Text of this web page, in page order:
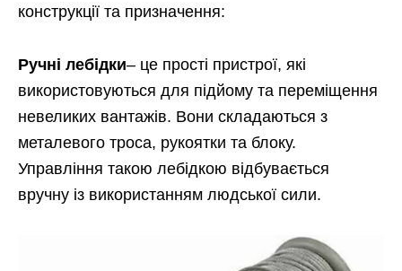
конструкції та призначення:
Ручні лебідки– це прості пристрої, які
використовуються для підйому та переміщення
невеликих вантажів. Вони складаються з
металевого троса, рукоятки та блоку.
Управління такою лебідкою відбувається
вручну із використанням людської сили.